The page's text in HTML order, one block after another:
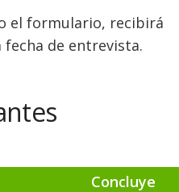
el formulario, recibirá
de entrevista.
Concluye